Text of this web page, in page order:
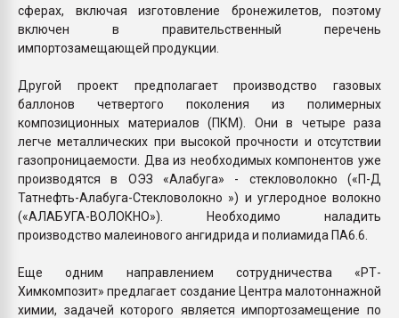
сферах, включая изготовление бронежилетов, поэтому
включен в правительственный перечень
импортозамещающей продукции.
Другой проект предполагает производство газовых
баллонов четвертого поколения из полимерных
композиционных материалов (ПКМ). Они в четыре раза
легче металлических при высокой прочности и отсутствии
газопроницаемости. Два из необходимых компонентов уже
производятся в ОЭЗ «Алабуга» - стекловолокно («П-Д
Татнефть-Алабуга-Стекловолокно ») и углеродное волокно
(«АЛАБУГА-ВОЛОКНО»). Необходимо наладить
производство малеинового ангидрида и полиамида ПА6.6.
Еще одним направлением сотрудничества «РТ-
Химкомпозит» предлагает создание Центра малотоннажной
химии, задачей которого является импортозамещение по